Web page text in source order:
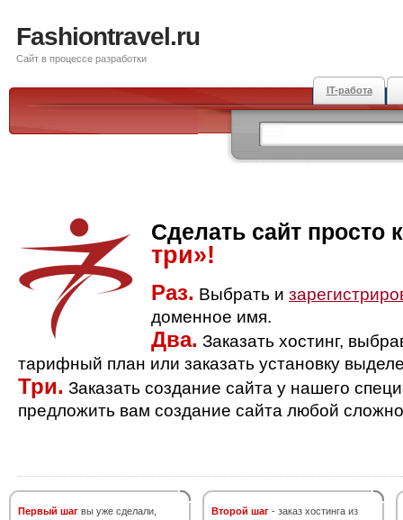
Fashiontravel.ru
Сайт в процессе разработки
IT-работа
Сделать сайт просто
три»!
Раз. Выбрать и
доменное имя.
Два. Заказать хостинг,
тарифный план или заказать установку
Три. Заказать создание сайта у нашего
предложить вам создание сайта любой
Первый шаг вы уже сделали,
Второй шаг - заказ хостинга из